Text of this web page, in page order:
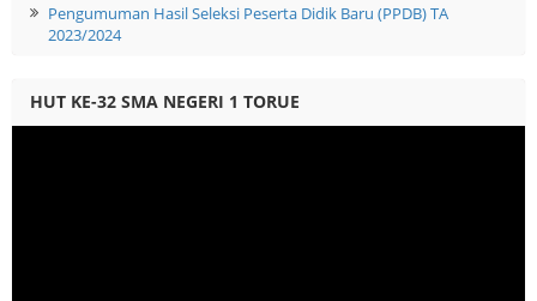
Pengumuman Hasil Seleksi Peserta Didik Baru (PPDB) TA
2023/2024
HUT KE-32 SMA NEGERI 1 TORUE